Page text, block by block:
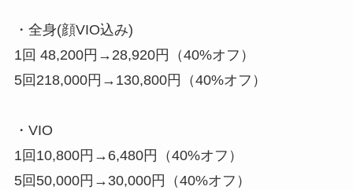
・全身(顔VIO込み)
1回 48,200円→28,920円（40%オフ）
5回218,000円→130,800円（40%オフ）
・VIO
1回10,800円→6,480円（40%オフ）
5回50,000円→30,000円（40%オフ）